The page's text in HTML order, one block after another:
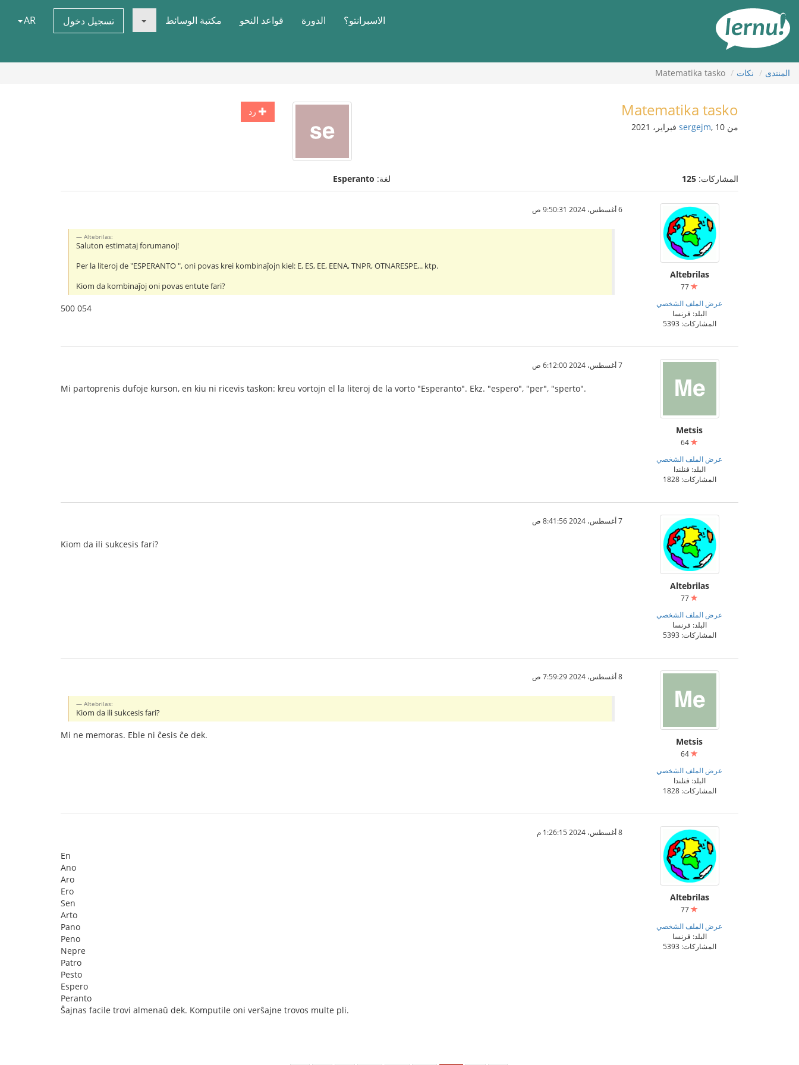
المحتويات
الاسبرانتو؟ الدورة قواعد النحو مكتبة الوسائط تسجيل دخول AR
المنتدى نكات Matematika tasko
رد Matematika tasko
من sergejm, 10 فبراير، 2021
المشاركات: 125 لغة: Esperanto
Altebrilas
عرض الملف الشخصي
البلد: فرنسا
المشاركات: 5393
6 أغسطس، 2024 9:50:31 ص
Altebrilas:
Saluton estimataj forumanoj!
Per la literoj de "ESPERANTO ", oni povas krei kombinaĵojn kiel: E, ES, EE, EENA, TNPR, OTNARESPE,.. ktp.
Kiom da kombinaĵoj oni povas entute fari?
500 054
Metsis
عرض الملف الشخصي
البلد: فنلندا
المشاركات: 1828
7 أغسطس، 2024 6:12:00 ص
Mi partoprenis dufoje kurson, en kiu ni ricevis taskon: kreu vortojn el la literoj de la vorto "Esperanto". Ekz. "espero", "per", "sperto".
Altebrilas
عرض الملف الشخصي
البلد: فرنسا
المشاركات: 5393
7 أغسطس، 2024 8:41:56 ص
Kiom da ili sukcesis fari?
Metsis
عرض الملف الشخصي
البلد: فنلندا
المشاركات: 1828
8 أغسطس، 2024 7:59:29 ص
Altebrilas:
Kiom da ili sukcesis fari?
Mi ne memoras. Eble ni ĉesis ĉe dek.
Altebrilas
عرض الملف الشخصي
البلد: فرنسا
المشاركات: 5393
8 أغسطس، 2024 1:26:15 م
En
Ano
Aro
Ero
Sen
Arto
Pano
Peno
Nepre
Patro
Pesto
Espero
Peranto
Ŝajnas facile trovi almenaŭ dek. Komputile oni verŝajne trovos multe pli.